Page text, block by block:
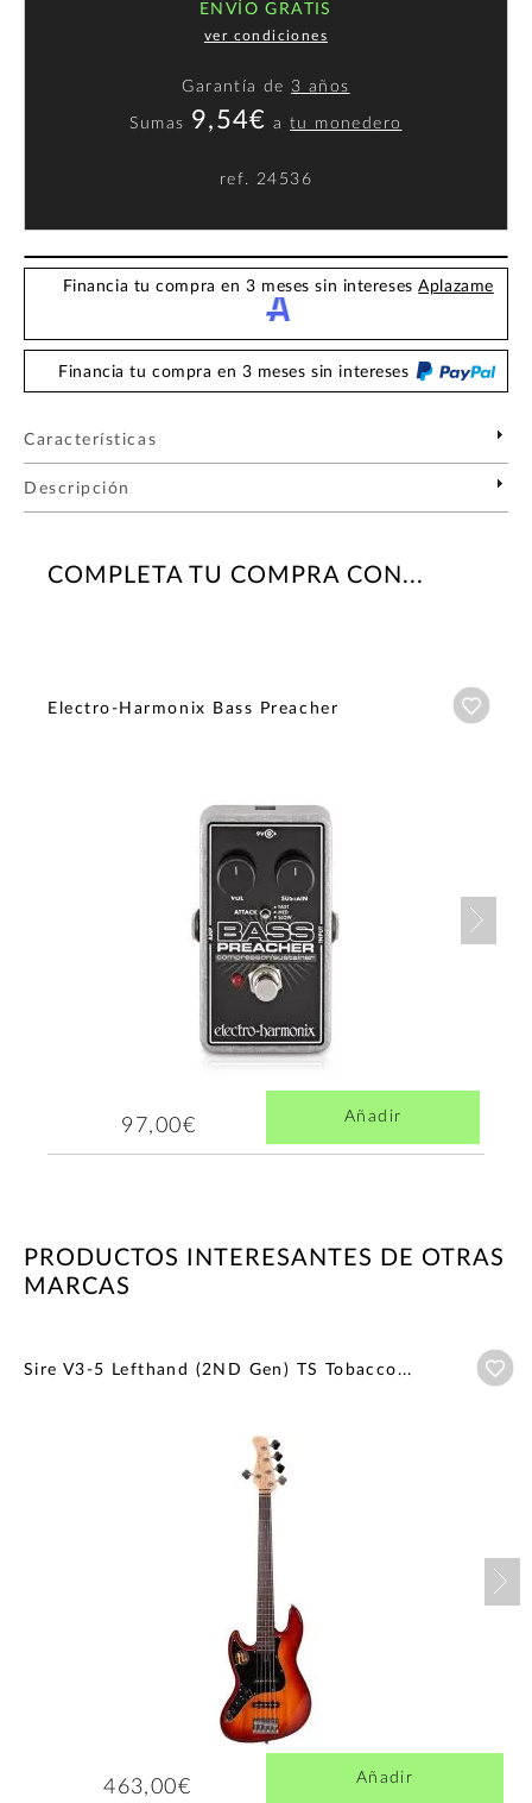
ENVÍO GRATIS
ver condiciones
Garantía de 3 años
Sumas 9,54€ atu monedero
ref. 24536
Financia tu compra en 3 meses sin interesesAplazame
Financia tu compra en 3 meses sin intereses
Características
Descripción
COMPLETA TU COMPRA CON...
Electro-Harmonix Bass Preacher
97,00€ Añadir
PRODUCTOS INTERESANTES DE OTRAS
MARCAS
Sire V3-5 Lefthand (2ND Gen) TS Tobacco...
463,00€ Añadir